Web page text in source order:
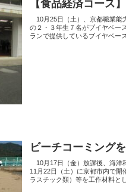
【食品経済コース
10月25日（土）、京都職業能
の２・３年生７名がブイヤベー
ランで提供しているブイヤベー
ビーチコーミング
10月17日（金）放課後、海洋
11月22日（土）に京都市内で
ラスチック類）等を工作材料と